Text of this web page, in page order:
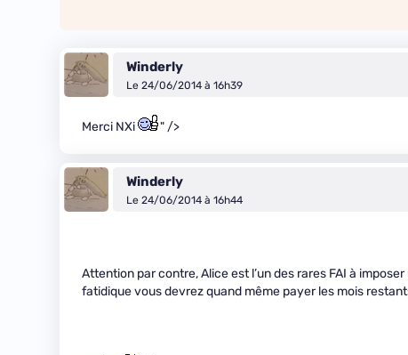
Winderly
Le 24/06/2014 à 16h39
Merci NXi " />
Winderly
Le 24/06/2014 à 16h44
Attention par contre, Alice est l’un des rares FAI à
fatidique vous devrez quand même payer les mois